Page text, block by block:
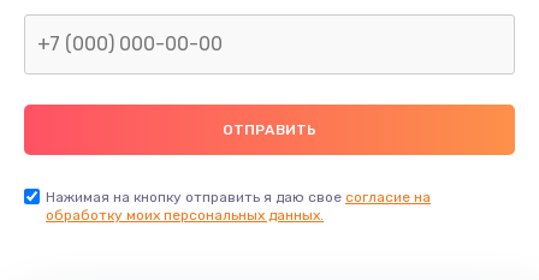
400 руб.
Не реагирует на кнопки
Нажимая на кнопку отправить я даю свое согласие на
обработку моих персональных данных.